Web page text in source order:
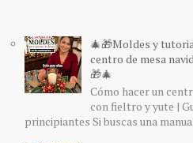
🎄🎁Moldes y
centro de mesa
🎁🎄
Cómo hacer un
con fieltro y yute |
principiantes Si buscas una